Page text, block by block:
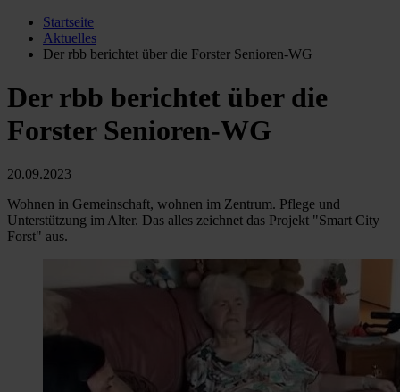
Startseite
Aktuelles
Der rbb berichtet über die Forster Senioren-WG
Der rbb berichtet über die
Forster Senioren-WG
20.09.2023
Wohnen in Gemeinschaft, wohnen im Zentrum. Pflege und
Unterstützung im Alter. Das alles zeichnet das Projekt "Smart City
Forst" aus.